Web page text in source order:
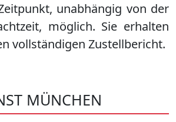
unabhängig von der
möglich. Sie erhalten
vollständigen Zustellbericht.
MÜNCHEN